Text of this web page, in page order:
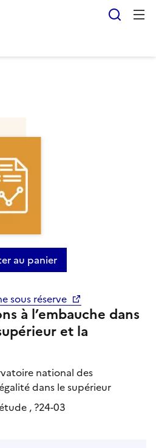
au panier
sous réserve
à l’embauche dans
et la
national des
dans le supérieur
, ?24-03